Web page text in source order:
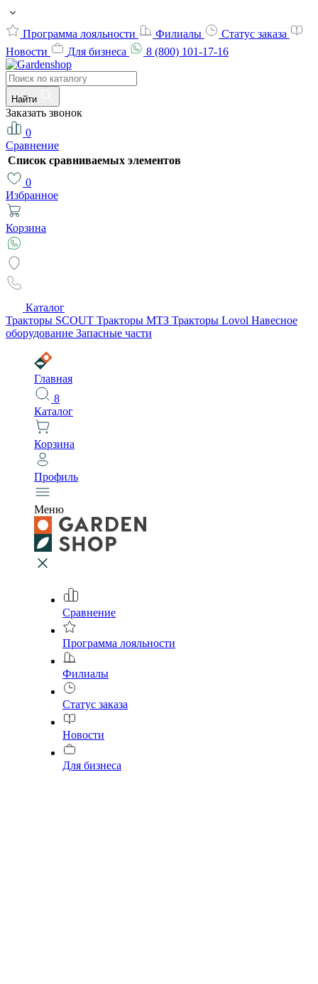
Программа лояльности Филиалы
Статус заказа
Новости
Для бизнеса 8 (800) 101-17-16
Найти
Заказать звонок
0
Сравнение
Список сравниваемых элементов
0
Избранное
Корзина
Каталог
Тракторы SCOUT Тракторы МТЗ Тракторы Lovol Навесное
оборудование Запасные части
Главная
8
Каталог
Корзина
Профиль
Меню
Сравнение
Программа лояльности
Филиалы
Статус заказа
Новости
Для бизнеса